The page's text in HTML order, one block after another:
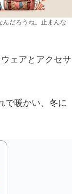
んだろうね。止まんな
ェアとアクセサ
で暖かい、冬に